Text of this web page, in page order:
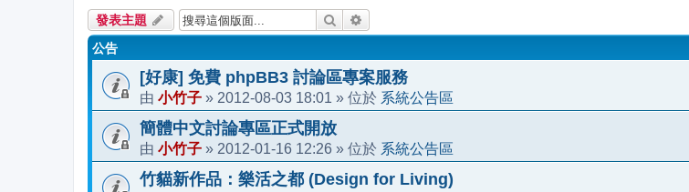
發表主題 搜尋
公告
[好康] 免費 phpBB3 討論區專案服務
由 小竹子 » 2012-08-03 18:01 » 位於 系統公告區
簡體中文討論專區正式開放
由 小竹子 » 2012-01-16 12:26 » 位於 系統公告區
竹貓新作品：樂活之都 (Design for Living)